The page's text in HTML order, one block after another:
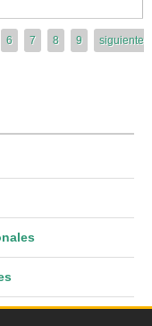
6 7 8 9
siguiente